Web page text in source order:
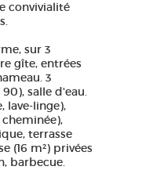
convivialité
sur 3
gîte, entrées
3
salle d'eau.
lave-linge),
terrasse
(16 m²) privées
barbecue.